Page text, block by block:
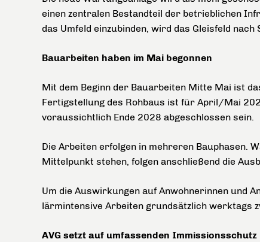
einen zentralen Bestandteil der betrieblichen
das Umfeld einzubinden, wird das Gleisfeld
Bauarbeiten haben im Mai begonnen
Mit dem Beginn der Bauarbeiten Mitte Mai ist
Fertigstellung des Rohbaus ist für April/Mai
voraussichtlich Ende 2028 abgeschlossen sein.
Die Arbeiten erfolgen in mehreren Bauphasen.
Mittelpunkt stehen, folgen anschließend die
Um die Auswirkungen auf Anwohnerinnen und
lärmintensive Arbeiten grundsätzlich werktags
AVG setzt auf umfassenden Immissionsschutz